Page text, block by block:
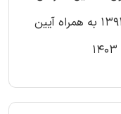
بازرسی کل کشور مصوب 1393/07/15 به همراه آیین